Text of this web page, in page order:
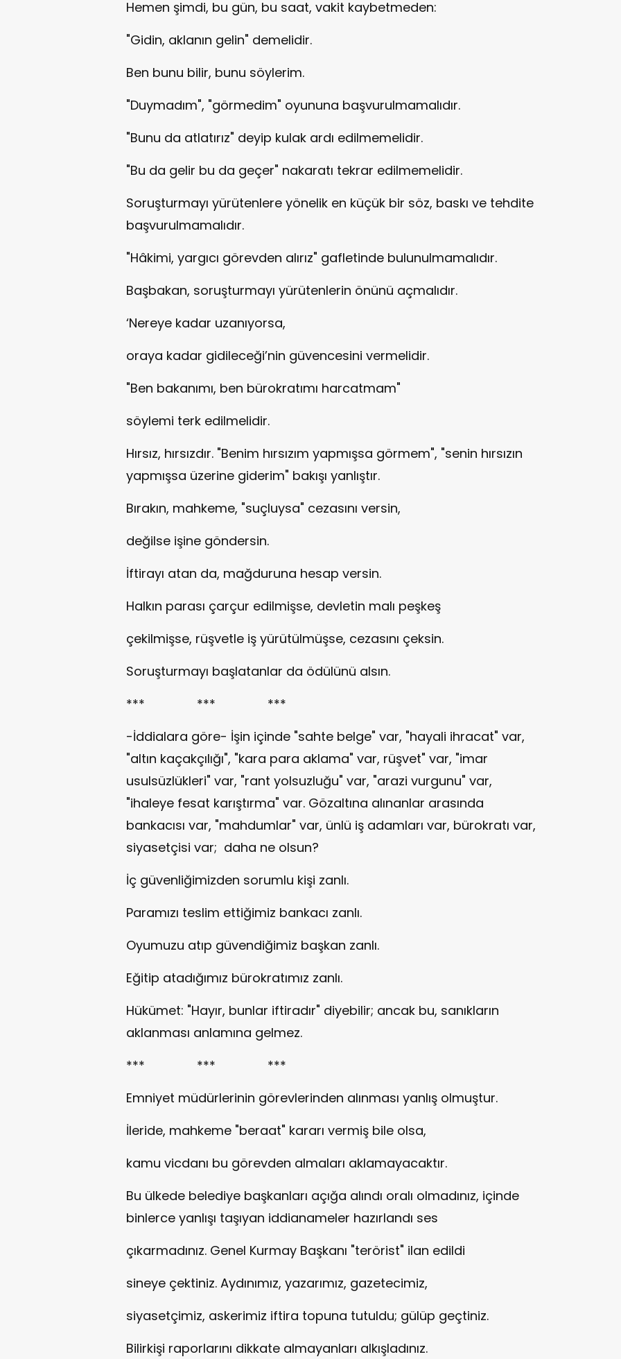
Hemen şimdi, bu gün, bu saat, vakit kaybetmeden:
"Gidin, aklanın gelin" demelidir.
Ben bunu bilir, bunu söylerim.
"Duymadım", "görmedim" oyununa başvurulmamalıdır.
"Bunu da atlatırız" deyip kulak ardı edilmemelidir.
"Bu da gelir bu da geçer" nakaratı tekrar edilmemelidir.
Soruşturmayı yürütenlere yönelik en küçük bir söz, baskı ve tehdite
başvurulmamalıdır.
"Hâkimi, yargıcı görevden alırız" gafletinde bulunulmamalıdır.
Başbakan, soruşturmayı yürütenlerin önünü açmalıdır.
‘Nereye kadar uzanıyorsa,
oraya kadar gidileceği’nin güvencesini vermelidir.
"Ben bakanımı, ben bürokratımı harcatmam"
söylemi terk edilmelidir.
Hırsız, hırsızdır. "Benim hırsızım yapmışsa görmem", "senin hırsızın
yapmışsa üzerine giderim" bakışı yanlıştır.
Bırakın, mahkeme, "suçluysa" cezasını versin,
değilse işine göndersin.
İftirayı atan da, mağduruna hesap versin.
Halkın parası çarçur edilmişse, devletin malı peşkeş
çekilmişse, rüşvetle iş yürütülmüşse, cezasını çeksin.
Soruşturmayı başlatanlar da ödülünü alsın.
*** *** ***
-İddialara göre- İşin içinde "sahte belge" var, "hayali ihracat" var,
"altın kaçakçılığı", "kara para aklama" var, rüşvet" var, "imar
usulsüzlükleri" var, "rant yolsuzluğu" var, "arazi vurgunu" var,
"ihaleye fesat karıştırma" var. Gözaltına alınanlar arasında
bankacısı var, "mahdumlar" var, ünlü iş adamları var, bürokratı var,
siyasetçisi var; daha ne olsun?
İç güvenliğimizden sorumlu kişi zanlı.
Paramızı teslim ettiğimiz bankacı zanlı.
Oyumuzu atıp güvendiğimiz başkan zanlı.
Eğitip atadığımız bürokratımız zanlı.
Hükümet: "Hayır, bunlar iftiradır" diyebilir; ancak bu, sanıkların
aklanması anlamına gelmez.
*** *** ***
Emniyet müdürlerinin görevlerinden alınması yanlış olmuştur.
İleride, mahkeme "beraat" kararı vermiş bile olsa,
kamu vicdanı bu görevden almaları aklamayacaktır.
Bu ülkede belediye başkanları açığa alındı oralı olmadınız, içinde
binlerce yanlışı taşıyan iddianameler hazırlandı ses
çıkarmadınız. Genel Kurmay Başkanı "terörist" ilan edildi
sineye çektiniz. Aydınımız, yazarımız, gazetecimiz,
siyasetçimiz, askerimiz iftira topuna tutuldu; gülüp geçtiniz.
Bilirkişi raporlarını dikkate almayanları alkışladınız.